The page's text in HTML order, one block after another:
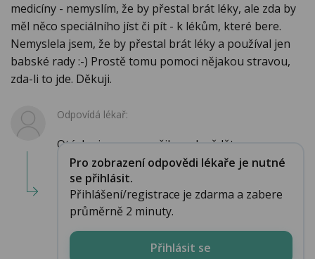
medicíny - nemyslím, že by přestal brát léky, ale zda by
měl něco speciálního jíst či pít - k lékům, které bere.
Nemyslela jsem, že by přestal brát léky a používal jen
babské rady :-) Prostě tomu pomoci nějakou stravou,
zda-li to jde. Děkuji.
Odpovídá lékař:
Otázku jsem se snažila zodpvědět...
Pro zobrazení odpovědi lékaře je nutné
se přihlásit.
Přihlášení/registrace je zdarma a zabere
průměrně 2 minuty.
Přihlásit se